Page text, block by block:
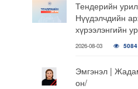
Тендерийн
Нүүдэлчдийн
хүрээлэнгийн
2026-08-03 5084
Эмгэнэл |
он/